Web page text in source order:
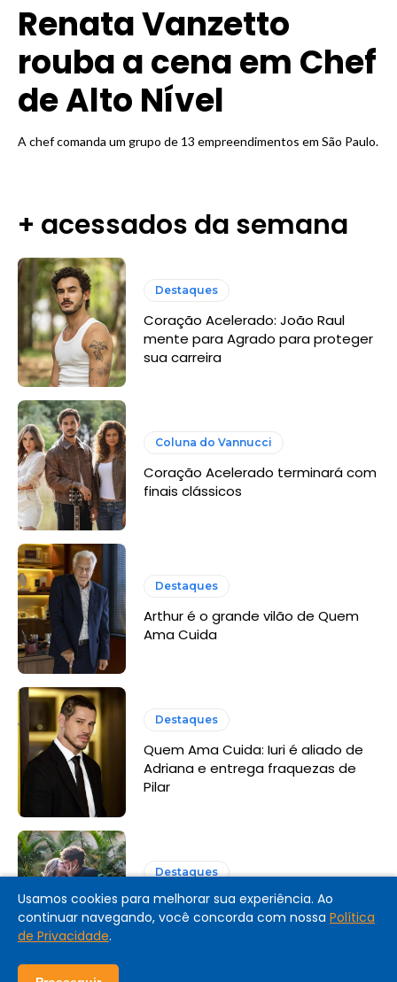
Renata Vanzetto
rouba a cena em Chef
de Alto Nível
A chef comanda um grupo de 13 empreendimentos em São Paulo.
+ acessados da semana
Destaques
Coração Acelerado: João Raul
mente para Agrado para proteger
sua carreira
Coluna do Vannucci
Coração Acelerado terminará com
finais clássicos
Destaques
Arthur é o grande vilão de Quem
Ama Cuida
Destaques
Quem Ama Cuida: Iuri é aliado de
Adriana e entrega fraquezas de
Pilar
Destaques
Coração Acelerado: resumo dos
últimos capítulos
Usamos cookies para melhorar sua experiência. Ao
continuar navegando, você concorda com nossa Política
de Privacidade.